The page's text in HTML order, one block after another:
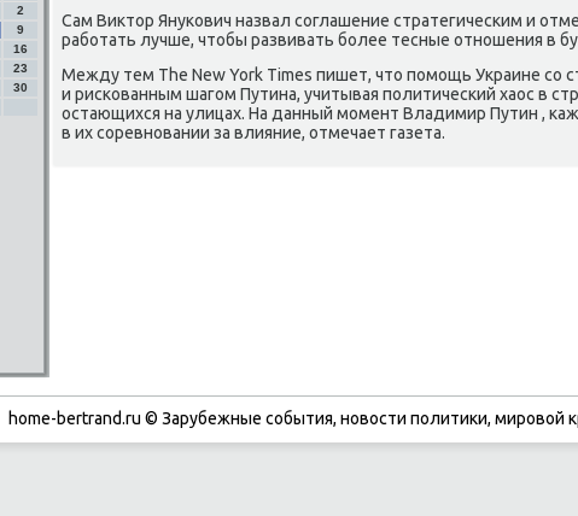
2
9
16
23
30
Сам Виктор Янукович назвал соглашение стратегическим и
работать лучше, чтобы развивать более тесные отношения в
Между тем The New York Times пишет, что помощь Украине со
и рискованным шагом Путина, учитывая политический хаос в
остающихся на улицах. На данный момент Владимир Путин ,
в их соревновании за влияние, отмечает газета.
home-bertrand.ru © Зарубежные события, новости политики, мировой